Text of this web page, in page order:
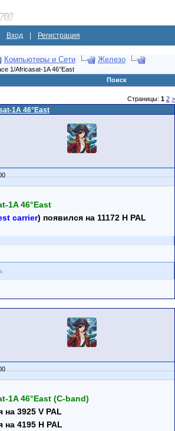
Вход Регистрация
Компьютеры и Сети
Железо
1/Africasat-1A 46°East
Поиск
Страницы: 1 2 >
1A 46°East
1A 46°East
carrier) появился на 11172 H PAL
1A 46°East (C-band)
3925 V PAL
4195 H PAL